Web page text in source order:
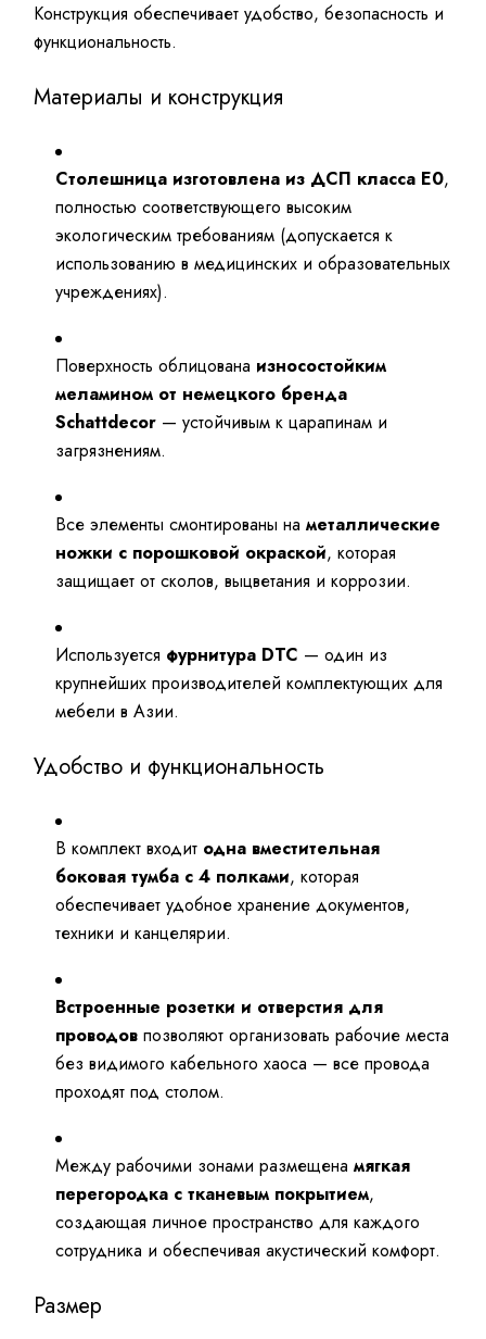
Конструкция обеспечивает удобство, безопасность и
функциональность.
Материалы и конструкция
Столешница изготовлена из ДСП класса E0,
полностью соответствующего высоким
экологическим требованиям (допускается к
использованию в медицинских и образовательных
учреждениях).
Поверхность облицована износостойким
меламином от немецкого бренда
Schattdecor — устойчивым к царапинам и
загрязнениям.
Все элементы смонтированы наметаллические
ножки с порошковой окраской, которая
защищает от сколов, выцветания и коррозии.
Используется фурнитура DTC — один из
крупнейших производителей комплектующих для
мебели в Азии.
Удобство и функциональность
В комплект входит одна вместительная
боковая тумба с 4 полками, которая
обеспечивает удобное хранение документов,
техники и канцелярии.
Встроенные розетки и отверстия для
проводов позволяют организовать рабочие места
без видимого кабельного хаоса — все провода
проходят под столом.
Между рабочими зонами размещенамягкая
перегородка с тканевым покрытием,
создающая личное пространство для каждого
сотрудника и обеспечивая акустический комфорт.
Размер